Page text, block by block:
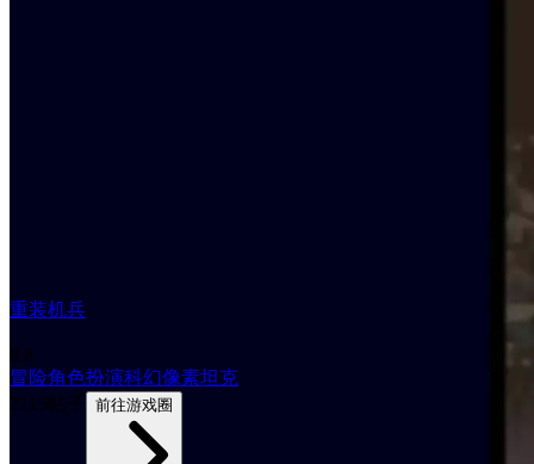
重装机兵
8.8
冒险角色扮演科幻像素坦克
2115帖子
前往游戏圈